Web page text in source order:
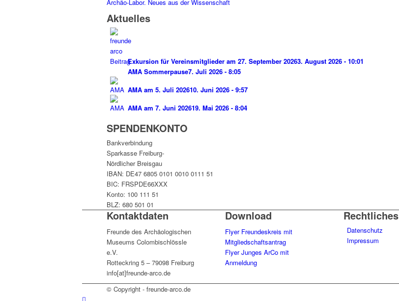
Archäo-Labor. Neues aus der Wissenschaft
Aktuelles
Exkursion für Vereinsmitglieder am 27. September 20263. August 2026 - 10:01
AMA Sommerpause7. Juli 2026 - 8:05
AMA am 5. Juli 202610. Juni 2026 - 9:57
AMA am 7. Juni 202619. Mai 2026 - 8:04
SPENDENKONTO
Bankverbindung
Sparkasse Freiburg-
Nördlicher Breisgau
IBAN: DE47 6805 0101 0010 0111 51
BIC: FRSPDE66XXX
Konto: 100 111 51
BLZ: 680 501 01
Kontaktdaten
Freunde des Archäologischen
Museums Colombischlössle
e.V.
Rotteckring 5 – 79098 Freiburg
info[at]freunde-arco.de
Download
Flyer Freundeskreis mit
Mitgliedschaftsantrag
Flyer Junges ArCo mit
Anmeldung
Rechtliches
Datenschutz
Impressum
© Copyright - freunde-arco.de